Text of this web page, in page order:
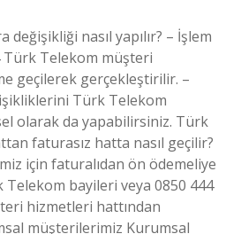
nasıl yapılır? – İşlem
Türk Telekom müşteri
geçilerek gerçekleştirilir. –
Türk Telekom
olarak da yapabilirsiniz. Türk
faturasız hatta nasıl geçilir?
için faturalıdan ön ödemeliye
bayileri veya 0850 444
hizmetleri hattından
müşterilerimiz Kurumsal